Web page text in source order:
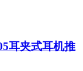
耳夹式耳机推